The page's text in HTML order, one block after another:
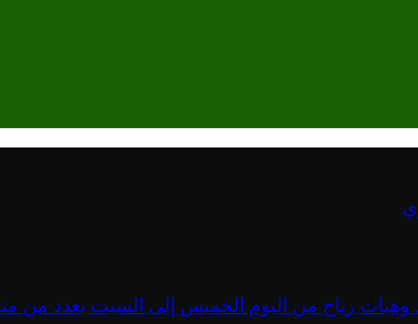
رياح من اليوم الخميس إلى السبت بعدد من